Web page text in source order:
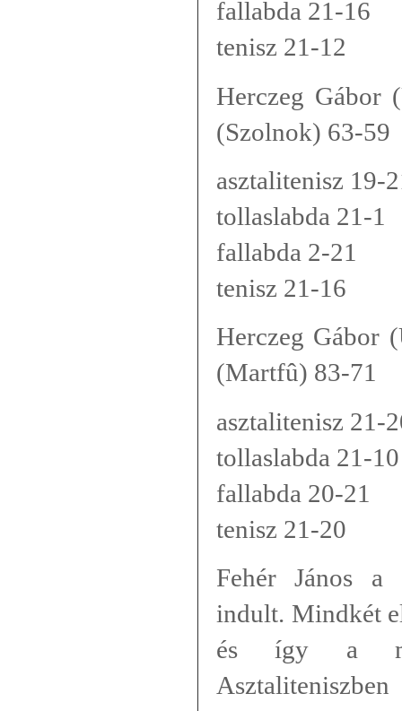
fallabda 21-16
tenisz 21-12
Herczeg Gábor
(Szolnok) 63-59
asztalitenisz 19-
tollaslabda 21-1
fallabda 2-21
tenisz 21-16
Herczeg Gábor
(Martfû) 83-71
asztalitenisz 21-
tollaslabda 21-10
fallabda 20-21
tenisz 21-20
Fehér János a
indult. Mindkét
és így a